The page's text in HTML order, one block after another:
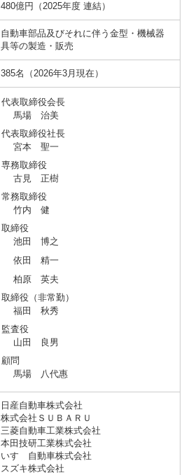
480億円（2025年度 連結）
自動車部品及びそれに伴う金型・機械器
具等の製造・販売
385名（2026年3月現在）
代表取締役会長
馬場 治美
代表取締役社長
宮本 聖一
専務取締役
古見 正樹
常務取締役
竹内 健
取締役
池田 博之
依田 精一
柏原 英夫
取締役（非常勤）
福田 秋秀
監査役
山田 良男
顧問
馬場 八代惠
日産自動車株式会社
株式会社ＳＵＢＡＲＵ
三菱自動車工業株式会社
本田技研工業株式会社
いすゞ自動車株式会社
スズキ株式会社